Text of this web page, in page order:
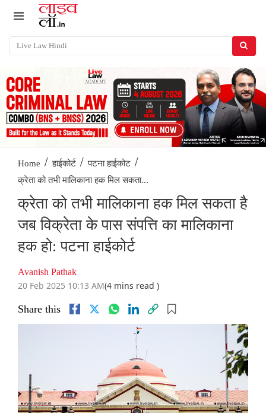
Home / हाईकोर्ट / पटना हाईकोट /
क्रेता को तभी मालिकाना हक मिल सकता...
क्रेता को तभी मालिकाना हक मिल सकता है
जब विक्रेता के पास संपत्ति का मालिकाना
हक हो: पटना हाईकोर्ट
Avanish Pathak
20 Feb 2025 10:13 AM(4 mins read )
Share this